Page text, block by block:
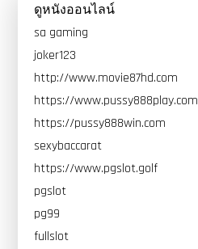
ดูหนังออนไลน์
sa gaming
joker123
http://www.movie87hd.com
https://www.pussy888play.com
https://pussy888win.com
sexybaccarat
https://www.pgslot.golf
pgslot
pg99
fullslot